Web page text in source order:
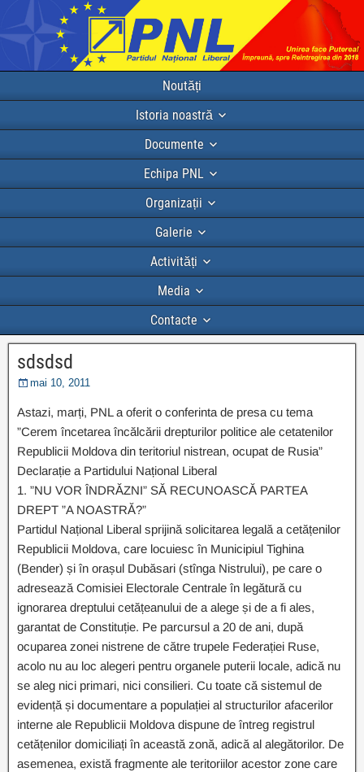
Noutăți
Istoria noastră
Documente
Echipa PNL
Organizații
Galerie
Activități
Media
Contacte
sdsdsd
mai 10, 2011
Astazi, marți, PNL a oferit o conferinta de presa cu tema
”Cerem încetarea încălcării drepturilor politice ale cetatenilor
Republicii Moldova din teritoriul nistrean, ocupat de Rusia”
Declarație a Partidului Național Liberal
1. ”NU VOR ÎNDRĂZNI” SĂ RECUNOASCĂ PARTEA
DREPT ”A NOASTRĂ?”
Partidul Național Liberal sprijină solicitarea legală a cetățenilor
Republicii Moldova, care locuiesc în Municipiul Tighina
(Bender) și în orașul Dubăsari (stînga Nistrului), pe care o
adresează Comisiei Electorale Centrale în legătură cu
ignorarea dreptului cetățeanului de a alege și de a fi ales,
garantat de Constituție. Pe parcursul a 20 de ani, după
ocuparea zonei nistrene de către trupele Federației Ruse,
acolo nu au loc alegeri pentru organele puterii locale, adică nu
se aleg nici primari, nici consilieri. Cu toate că sistemul de
evidență și documentare a populației al structurilor afacerilor
interne ale Republicii Moldova dispune de întreg registrul
cetățenilor domiciliați în această zonă, adică al alegătorilor. De
asemenea, există fragmente ale teritoriilor acestor zone care